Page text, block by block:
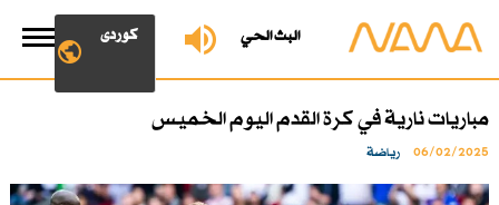
البث الحي کوردی
مباريات نارية في كرة القدم اليوم الخميس
06/02/2025 رياضة